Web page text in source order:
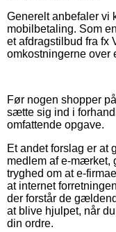
Generelt anbefaler vi
mobilbetaling. Som
et afdragstilbud fra fx
omkostningerne over
Før nogen shopper
sætte sig ind i
omfattende opgave.
Et andet forslag er at
medlem af e-mærket,
tryghed om at e-
at internet
der forstår de
at blive hjulpet, når
din ordre.